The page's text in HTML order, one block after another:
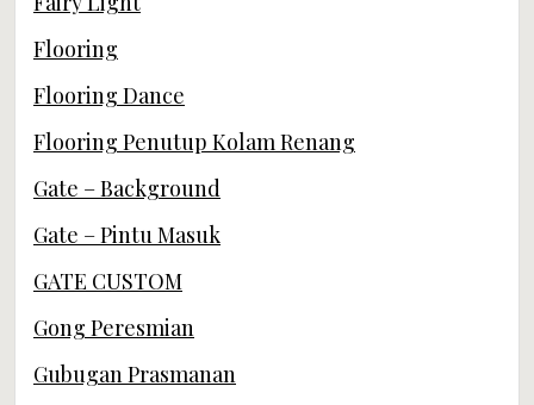
Flooring
Flooring Dance
Flooring Penutup Kolam Renang
Gate – Background
Gate – Pintu Masuk
GATE CUSTOM
Gong Peresmian
Gubugan Prasmanan